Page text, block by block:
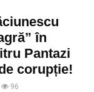
în
Pantazi
corupție!
96